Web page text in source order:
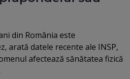
din România este
arată datele recente ale INSP,
afectează sănătatea fizică